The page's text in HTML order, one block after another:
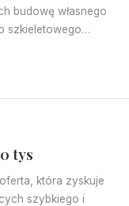
budowę własnego
szkieletowego
tys
która zyskuje
szybkiego i